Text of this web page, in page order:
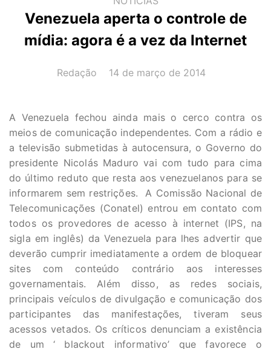
Venezuela aperta o controle de
mídia: agora é a vez da Internet
AUTOR(A):
Redação DATA:
14 de março de 2014
A Venezuela fechou ainda mais o cerco contra os
meios de comunicação independentes. Com a rádio e
a televisão submetidas à autocensura, o Governo do
presidente Nicolás Maduro vai com tudo para cima
do último reduto que resta aos venezuelanos para se
informarem sem restrições. A Comissão Nacional de
Telecomunicações (Conatel) entrou em contato com
todos os provedores de acesso à internet (IPS, na
sigla em inglês) da Venezuela para lhes advertir que
deverão cumprir imediatamente a ordem de bloquear
sites com conteúdo contrário aos interesses
governamentais. Além disso, as redes sociais,
principais veículos de divulgação e comunicação dos
participantes das manifestações, tiveram seus
acessos vetados. Os críticos denunciam a existência
de um ‘ blackout informativo’ que favorece o